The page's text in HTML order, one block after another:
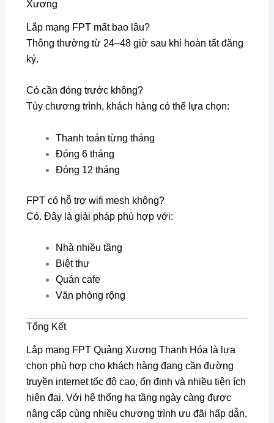
Xương
Lắp mạng FPT mất bao lâu?
Thông thường từ 24–48 giờ sau khi hoàn tất đăng
ký.
Có cần đóng trước không?
Tùy chương trình, khách hàng có thể lựa chọn:
Thanh toán từng tháng
Đóng 6 tháng
Đóng 12 tháng
FPT có hỗ trợ wifi mesh không?
Có. Đây là giải pháp phù hợp với:
Nhà nhiều tầng
Biệt thự
Quán cafe
Văn phòng rộng
Tổng Kết
Lắp mạng FPT Quảng Xương Thanh Hóa là lựa
chọn phù hợp cho khách hàng đang cần đường
truyền internet tốc độ cao, ổn định và nhiều tiện ích
hiện đại. Với hệ thống hạ tầng ngày càng được
nâng cấp cùng nhiều chương trình ưu đãi hấp dẫn,